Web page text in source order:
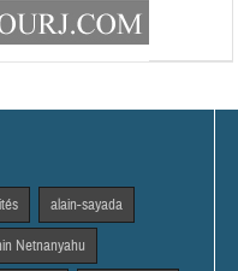
alain-sayada
Netnanyahu